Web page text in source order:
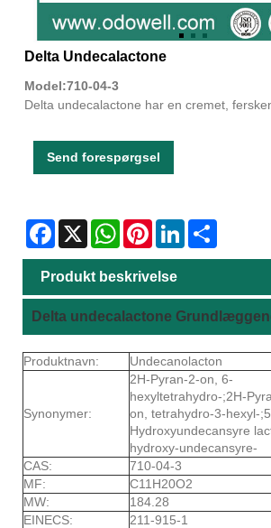
Delta Undecalactone
Model:710-04-3
Delta undecalactone har en cremet,
Send forespørgsel
Facebook
X WhatsAppPinterestLinkedIn
Produkt beskrivelse
Delta undecalactone
Produktnavn: Undecanolacton
Synonymer:
2H-Pyran-2-on, 6-
hexyltetrahydro-;2H-
on, tetrahydro-3-hexyl-
Hydroxyundecansyre
hydroxy-undecansyre-
CAS:
710-04-3
MF:
C11H20O2
MW:
184.28
EINECS:
211-915-1